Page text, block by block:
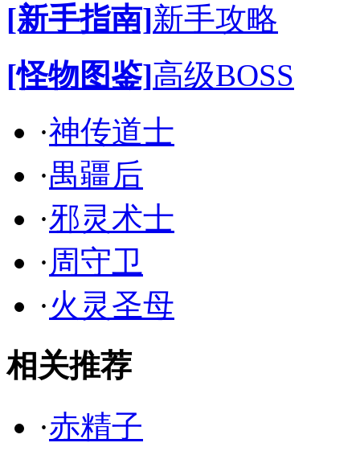
[新手指南]新手攻略
[怪物图鉴]高级BOSS
·神传道士
·禺疆后
·邪灵术士
·周守卫
·火灵圣母
相关推荐
·赤精子